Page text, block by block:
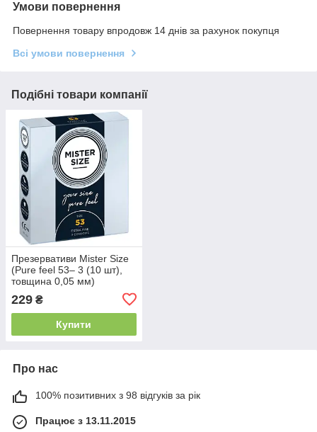
Умови повернення
Повернення товару впродовж 14 днів за рахунок покупця
Всі умови повернення
Подібні товари компанії
Презервативи Mister Size
(Pure feel 53– 3 (10 шт),
товщина 0,05 мм)
229 ₴
Купити
Про нас
100% позитивних з 98 відгуків за рік
Працює з 13.11.2015